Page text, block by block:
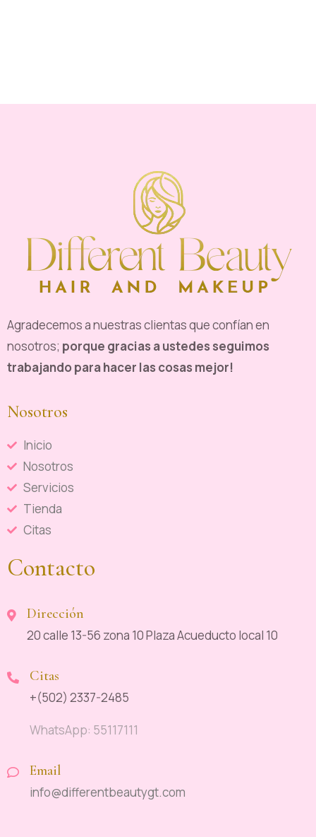
Agradecemos a nuestras clientas que confían en
nosotros; porque gracias a ustedes seguimos
trabajando para hacer las cosas mejor!
Nosotros
Inicio
Nosotros
Servicios
Tienda
Citas
Contacto
Dirección
20 calle 13-56 zona 10 Plaza Acueducto local 10
Citas
+(502) 2337-2485
WhatsApp: 55117111
Email
info@differentbeautygt.com